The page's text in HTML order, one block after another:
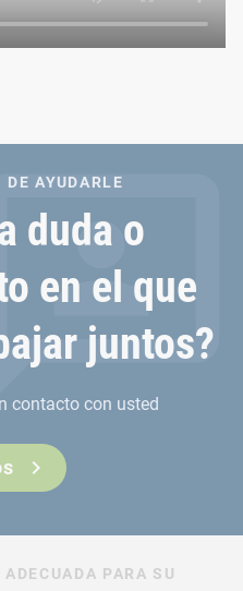
AYUDARLE
duda o
en el que
juntos?
contacto con usted
PARA SU